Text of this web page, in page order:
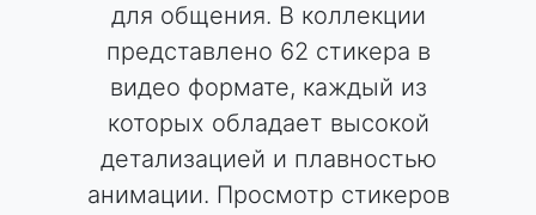
для общения. В коллекции
представлено 62 стикера в
видео формате, каждый из
которых обладает высокой
детализацией и плавностью
анимации. Просмотр стикеров